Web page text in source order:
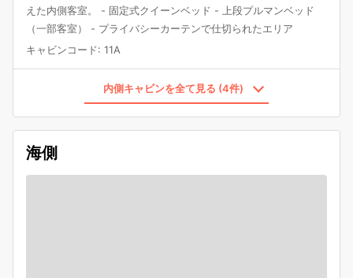
えた内側客室。 - 固定式クイーンベッド - 上段プルマンベッド
（一部客室） - プライバシーカーテンで仕切られたエリア
キャビンコード: 11A
内側キャビンを全て見る (4件)
海側